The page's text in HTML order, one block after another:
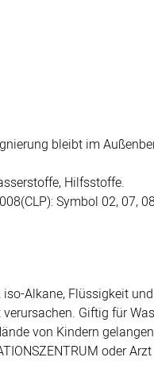
bleibt im
Hilfsstoffe.
Symbol 02, 07,
Alkane, Flüssigkeit
Giftig für
von Kindern
oder